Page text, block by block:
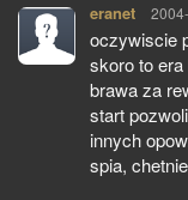
eranet pisze:
oczywiscie
skoro to
brawa za
start
innych
spia,